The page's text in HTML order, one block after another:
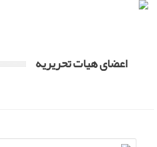
اعضای هیات تحریریه